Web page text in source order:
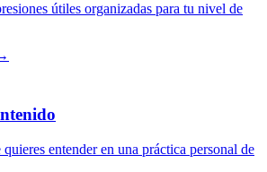
útiles organizadas para tu nivel de
entender en una práctica personal de